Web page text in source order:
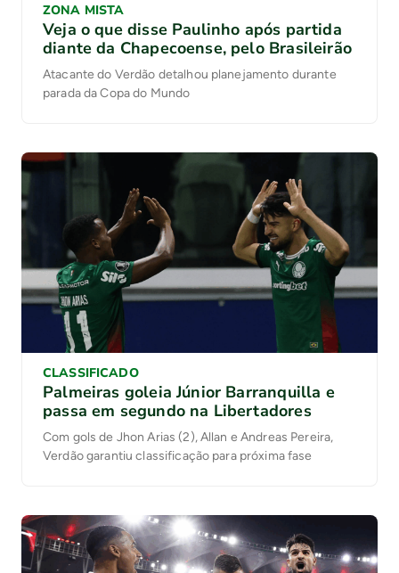
ZONA MISTA
Veja o que disse Paulinho após partida
diante da Chapecoense, pelo Brasileirão
Atacante do Verdão detalhou planejamento durante
parada da Copa do Mundo
CLASSIFICADO
Palmeiras goleia Júnior Barranquilla e
passa em segundo na Libertadores
Com gols de Jhon Arias (2), Allan e Andreas Pereira,
Verdão garantiu classificação para próxima fase